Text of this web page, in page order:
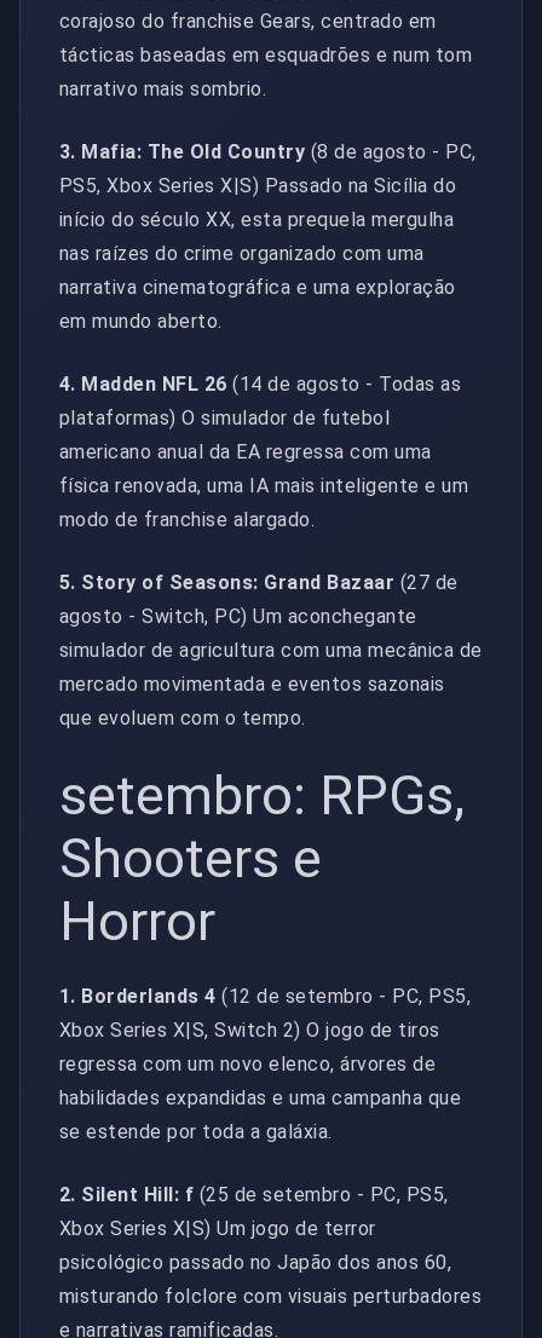
corajoso do franchise Gears, centrado em
tácticas baseadas em esquadrões e num tom
narrativo mais sombrio.
3. Mafia: The Old Country (8 de agosto - PC,
PS5, Xbox Series X|S) Passado na Sicília do
início do século XX, esta prequela mergulha
nas raízes do crime organizado com uma
narrativa cinematográfica e uma exploração
em mundo aberto.
4. Madden NFL 26 (14 de agosto - Todas as
plataformas) O simulador de futebol
americano anual da EA regressa com uma
física renovada, uma IA mais inteligente e um
modo de franchise alargado.
5. Story of Seasons: Grand Bazaar (27 de
agosto - Switch, PC) Um aconchegante
simulador de agricultura com uma mecânica de
mercado movimentada e eventos sazonais
que evoluem com o tempo.
setembro: RPGs,
Shooters e
Horror
1. Borderlands 4 (12 de setembro - PC, PS5,
Xbox Series X|S, Switch 2) O jogo de tiros
regressa com um novo elenco, árvores de
habilidades expandidas e uma campanha que
se estende por toda a galáxia.
2. Silent Hill: f (25 de setembro - PC, PS5,
Xbox Series X|S) Um jogo de terror
psicológico passado no Japão dos anos 60,
misturando folclore com visuais perturbadores
e narrativas ramificadas.